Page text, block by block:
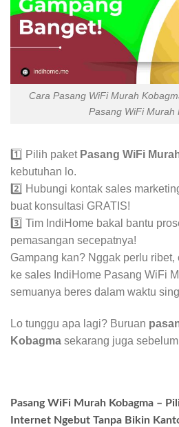
Cara Pasang WiFi Murah
Pasang WiFi Murah
1️⃣ Pilih paket Pasang WiFi
kebutuhan lo.
2️⃣ Hubungi kontak sales
buat konsultasi GRATIS!
3️⃣ Tim IndiHome bakal bantu
pemasangan secepatnya!
Gampang kan? Nggak perlu
ke sales IndiHome Pasang WiFi
semuanya beres dalam waktu
Lo tunggu apa lagi? Buruan
Kobagma sekarang juga
Pasang WiFi Murah Kobagma –
Internet Ngebut Tanpa Bikin